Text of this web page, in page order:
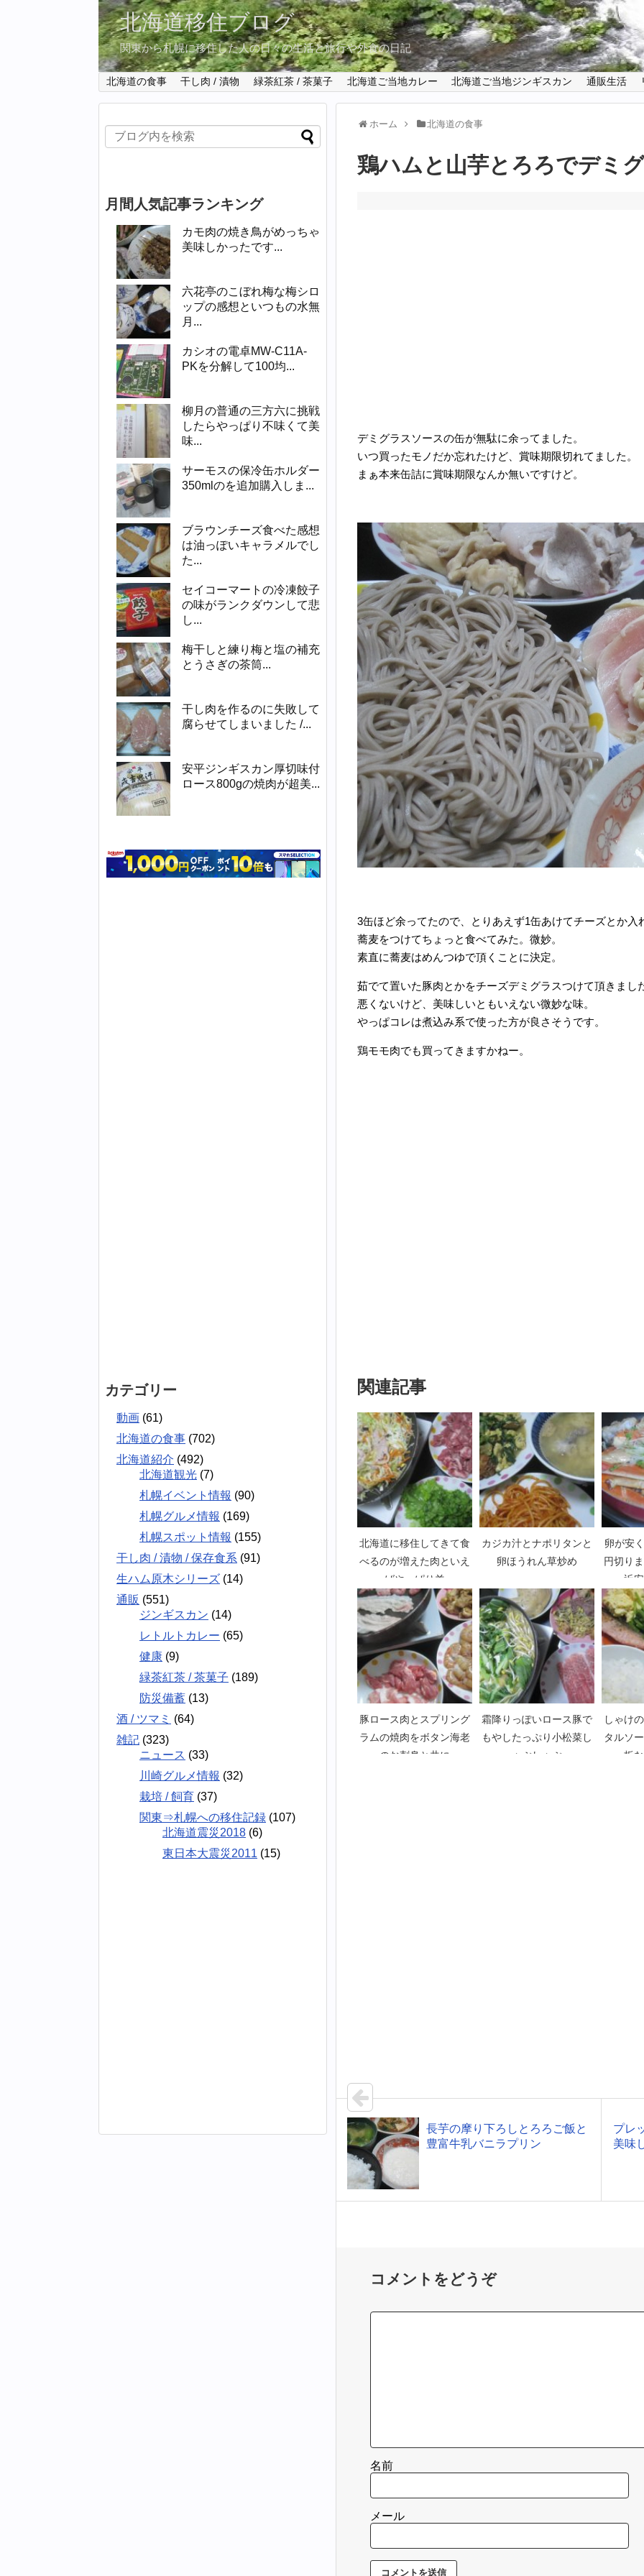
北海道移住ブログ
関東から札幌に移住した人の日々の生活と旅行や外食の日記
北海道の食事 干し肉 / 漬物 緑茶紅茶 / 茶菓子 北海道ご当地カレー 北海道ご当地ジンギスカン 通販生活
ホーム 北海道の食事
鶏ハムと山芋とろろでデミ
デミグラスソースの缶が無駄に余ってました。
いつ買ったモノだか忘れたけど、賞味期限切れてました。
まぁ本来缶詰に賞味期限なんか無いですけど。
3缶ほど余ってたので、とりあえず1缶あけてチーズとか入
蕎麦をつけてちょっと食べてみた。微妙。
素直に蕎麦はめんつゆで頂くことに決定。
茹でて置いた豚肉とかをチーズデミグラスつけて頂きまし
悪くないけど、美味しいともいえない微妙な味。
やっぱコレは煮込み系で使った方が良さそうです。
鶏モモ肉でも買ってきますかねー。
関連記事
北海道に移住してきて食
べるのが増えた肉といえ
ばやっぱり羊
カジカ汁とナポリタンと
卵ほうれん草炒め
卵が安
円切り
近
豚ロース肉とスプリング
ラムの焼肉をボタン海老
のお刺身と共に
霜降りっぽいロース豚で
もやしたっぷり小松菜し
ゃぶしゃぶ
しゃけ
タルソ
板
長芋の摩り下ろしとろろご飯と
豊富牛乳バニラプリン
プレ
美味
コメントをどうぞ
名前
メール
月間人気記事ランキング
カモ肉の焼き鳥がめっちゃ
美味しかったです...
六花亭のこぼれ梅な梅シロ
ップの感想といつもの水無
月...
カシオの電卓MW-C11A-
PKを分解して100均...
柳月の普通の三方六に挑戦
したらやっぱり不味くて美
味...
サーモスの保冷缶ホルダー
350mlのを追加購入しま...
ブラウンチーズ食べた感想
は油っぽいキャラメルでし
た...
セイコーマートの冷凍餃子
の味がランクダウンして悲
し...
梅干しと練り梅と塩の補充
とうさぎの茶筒...
干し肉を作るのに失敗して
腐らせてしまいました /...
安平ジンギスカン厚切味付
ロース800gの焼肉が超美...
カテゴリー
動画 (61)
北海道の食事 (702)
北海道紹介 (492)
北海道観光 (7)
札幌イベント情報 (90)
札幌グルメ情報 (169)
札幌スポット情報 (155)
干し肉 / 漬物 / 保存食系 (91)
生ハム原木シリーズ (14)
通販 (551)
ジンギスカン (14)
レトルトカレー (65)
健康 (9)
緑茶紅茶 / 茶菓子 (189)
防災備蓄 (13)
酒 / ツマミ (64)
雑記 (323)
ニュース (33)
川崎グルメ情報 (32)
栽培 / 飼育 (37)
関東⇒札幌への移住記録 (107)
北海道震災2018 (6)
東日本大震災2011 (15)